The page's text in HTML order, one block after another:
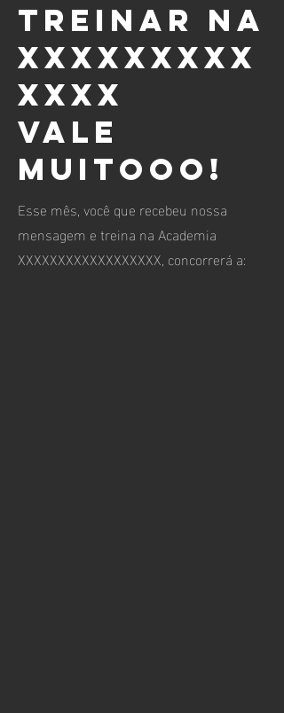
Treinar na
XXXXXXXXX
XXXX
Vale
muitooo!
Esse mês, você que recebeu nossa
mensagem e treina na Academia
XXXXXXXXXXXXXXXXXX, concorrerá a: